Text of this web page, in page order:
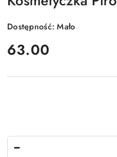
Dostępność:Mało
cena:
63.00